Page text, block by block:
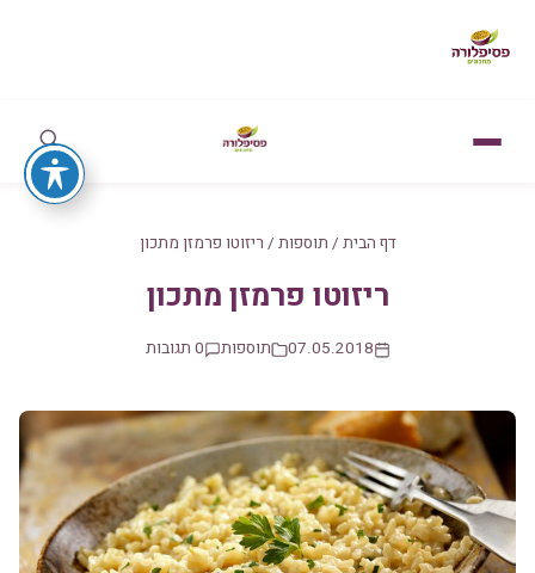
דף הבית / תוספות / ריזוטו פרמזן מתכון
ריזוטו פרמזן מתכון
07.05.2018 תוספות 0 תגובות